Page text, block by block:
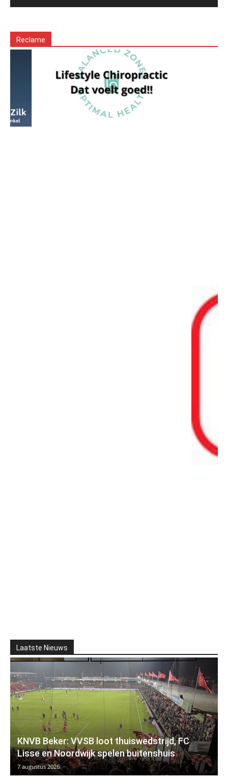
Reclame
Laatste Nieuws
KNVB Beker: VVSB loot thuiswedstrijd, FC
Lisse en Noordwijk spelen buitenshuis
7 augustus 2026